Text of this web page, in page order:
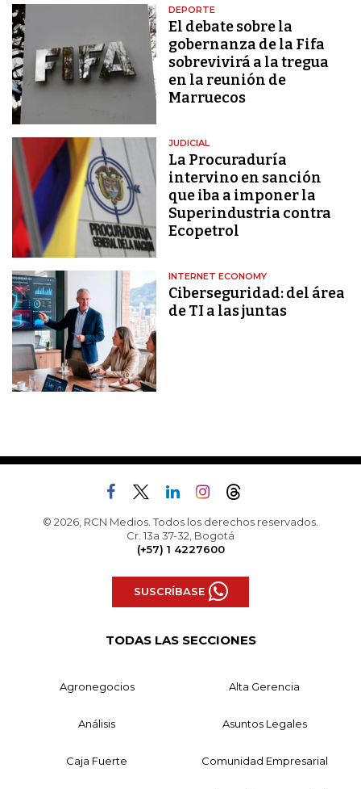
DEPORTE
El debate sobre la
gobernanza de la Fifa
sobrevivirá a la tregua
en la reunión de
Marruecos
JUDICIAL
La Procuraduría
intervino en sanción
que iba a imponer la
Superindustria contra
Ecopetrol
INTERNET ECONOMY
Ciberseguridad: del área
de TI a las juntas
© 2026, RCN Medios. Todos los derechos reservados.
Cr. 13a 37-32, Bogotá
(+57) 1 4227600
SUSCRÍBASE
TODAS LAS SECCIONES
Agronegocios Alta Gerencia
Análisis Asuntos Legales
Caja Fuerte Comunidad Empresarial